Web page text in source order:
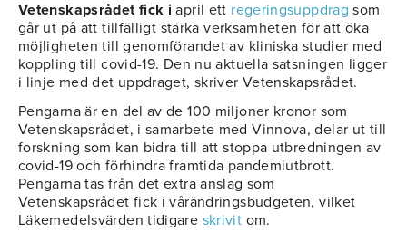
Vetenskapsrådet fick i april ett regeringsuppdrag som
går ut på att tillfälligt stärka verksamheten för att öka
möjligheten till genomförandet av kliniska studier med
koppling till covid-19. Den nu aktuella satsningen ligger
i linje med det uppdraget, skriver Vetenskapsrådet.
Pengarna är en del av de 100 miljoner kronor som
Vetenskapsrådet, i samarbete med Vinnova, delar ut till
forskning som kan bidra till att stoppa utbredningen av
covid-19 och förhindra framtida pandemiutbrott.
Pengarna tas från det extra anslag som
Vetenskapsrådet fick i vårändringsbudgeten, vilket
Läkemedelsvärden tidigare skrivit om.